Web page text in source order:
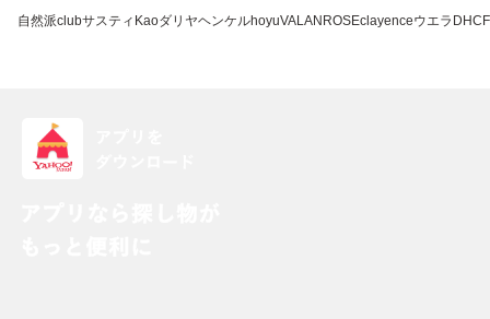
自然派clubサスティ KaoダリヤヘンケルhoyuVALANROSEclayenceウエラ DHC